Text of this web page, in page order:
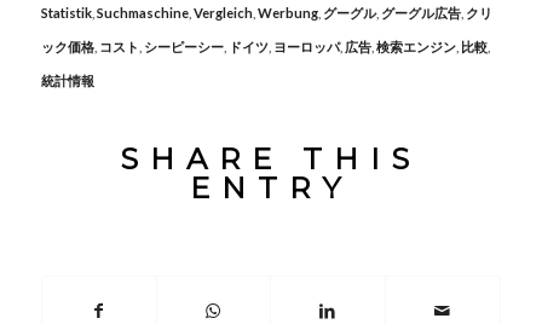
Statistik, Suchmaschine, Vergleich, Werbung, グーグル, グーグル広告, クリ
ック価格, コスト シーピーシー, ドイツ, ヨーロッパ, 広告, 検索エンジン, 比較,
統計情報
SHARE THIS
ENTRY